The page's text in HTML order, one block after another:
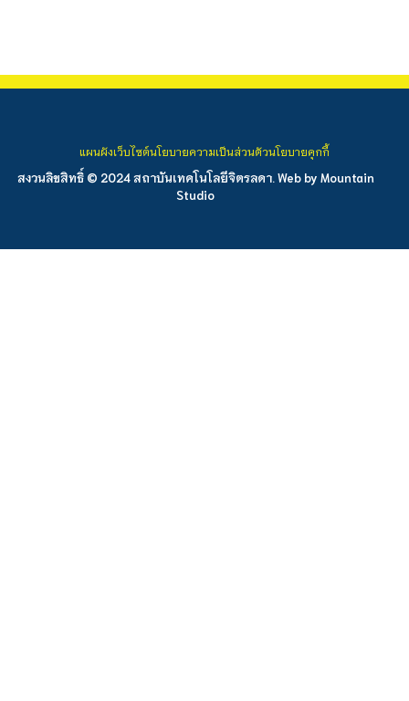
สงวนลิขสิทธิ์ © 2024 สถาบันเทคโนโลยีจิตรลดา. Web by Mountain
Studio
แผนผังเว็บไซต์นโยบายความเป็นส่วนตัวนโยบายคุกกี้